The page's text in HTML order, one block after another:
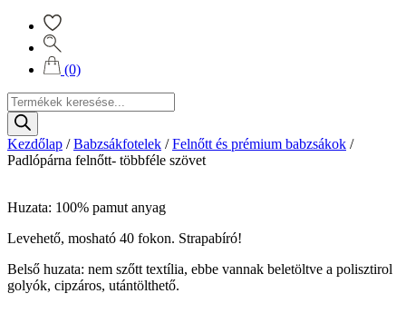
(0)
Products
search
Kezdőlap /Babzsákfotelek /Felnőtt és prémium babzsákok /
Padlópárna felnőtt- többféle szövet
Huzata: 100% pamut anyag
Levehető, mosható 40 fokon. Strapabíró!
Belső huzata: nem szőtt textília, ebbe vannak beletöltve a polisztirol
golyók, cipzáros, utántölthető.